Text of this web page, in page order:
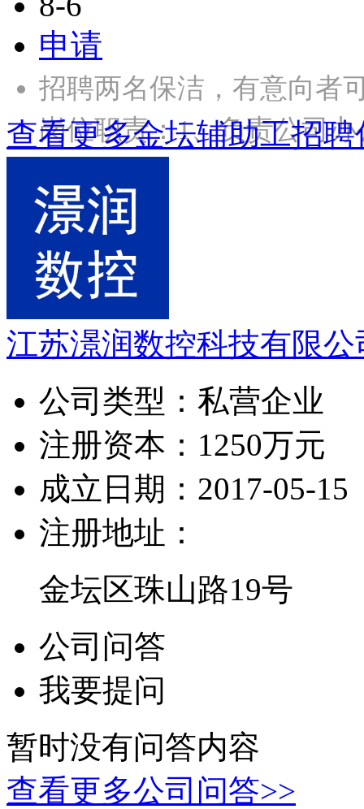
申请
招聘两名保洁，有意向者
岗位职责：1、负责公司
查看更多金坛辅助工招聘
江苏澋润数控科技有限公
公司类型： 私营企业
注册资本： 1250万元
成立日期： 2017-05-15
注册地址：
金坛区珠山路19号
公司问答
我要提问
暂时没有问答内容
查看更多公司问答>>